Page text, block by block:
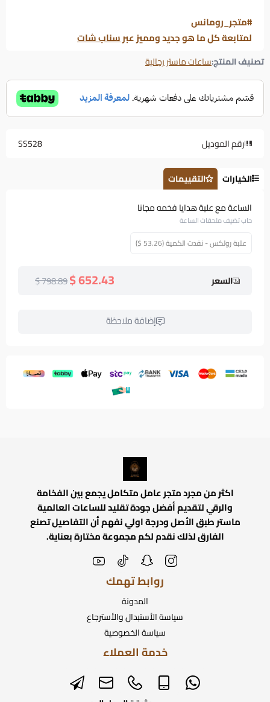
#متجر_رومانس
لمتابعة كل ما هو جديد ومميز عبرسناب شات
تصنيف المنتج:ساعات ماستر رجالية
رقم الموديل SS528
الخيارات
التقييمات
الساعة مع علبة هدايا فخمه مجانا
حاب تضيف ملحقات الساعة
علبة رولكس - نفدت الكمية (53.26 $)
السعر 652.43 $
798.89 $
إضافة ملاحظة
اكثر من مجرد متجر عامل متكامل يجمع بين الفخامة
والرقي لتقديم أفضل جودة تقليد للساعات العالمية
ماستر طبق الأصل ودرجة اولي نفهم أن التفاصيل تصنع
الفارق لذلك نقدم لكم مجموعة مختارة بعناية.
روابط تهمك
المدونة
سياسة الأستبدال والأسترجاع
سياسة الخصوصية
خدمة العملاء